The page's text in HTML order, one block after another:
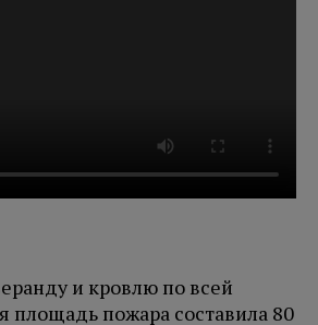
и кровлю по всей
пожара составила 80